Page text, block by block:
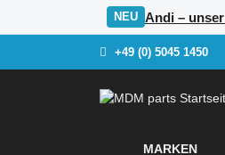
NEU Andi –
+49 (0) 5045 1450
MARKEN